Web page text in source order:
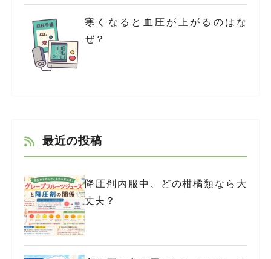
寒くなると血圧が上がるのはな
ぜ？
最近の投稿
降圧剤内服中、どの柑橘類なら大
丈夫？